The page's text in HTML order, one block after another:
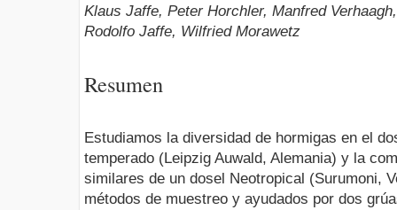
Klaus Jaffe, Peter Horchler, Manfred
Rodolfo Jaffe, Wilfried Morawetz
Resumen
Estudiamos la diversidad de hormigas en el
temperado (Leipzig Auwald, Alemania) y la
similares de un dosel Neotropical (Surumoni,
métodos de muestreo y ayudados por dos